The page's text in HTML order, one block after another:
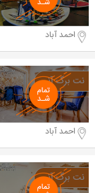
احمد آباد
احمد آباد